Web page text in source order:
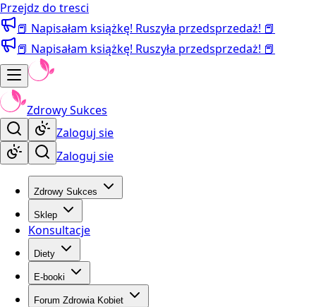
Przejdz do tresci
📕 Napisałam książkę! Ruszyła przedsprzedaż! 📕
📕 Napisałam książkę! Ruszyła przedsprzedaż! 📕
Zdrowy Sukces
Zaloguj sie
Zaloguj sie
Zdrowy Sukces
Sklep
Konsultacje
Diety
E-booki
Forum Zdrowia Kobiet